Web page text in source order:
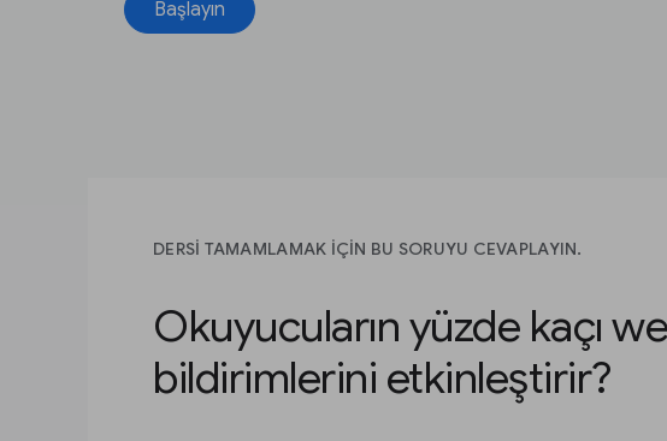
Başlayın
DERSİ TAMAMLAMAK İÇİN BU SORUYU CEVAPLAYIN.
Okuyucuların yüzde kaçı
bildirimlerini etkinleştirir?